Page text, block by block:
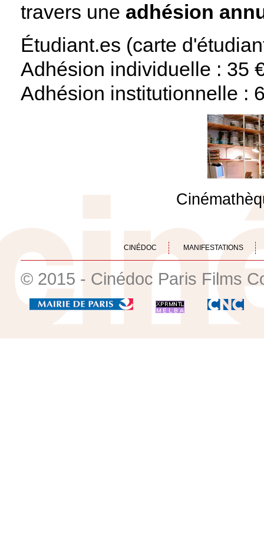
travers une adhésion
Étudiant.es (carte
Adhésion individuelle : 35
Adhésion institutionnelle :
CINÉDOC MANIFESTATIONS
© 2015 - Cinédoc Paris Films